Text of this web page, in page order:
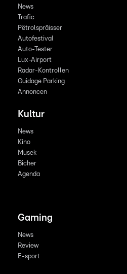
News
Trafic
Pëtrolspräisser
Autofestival
Auto-Tester
Lux-Airport
Radar-Kontrollen
Guidage Parking
Annoncen
Kultur
News
Kino
Musek
Bicher
Agenda
Gaming
News
Review
E-sport